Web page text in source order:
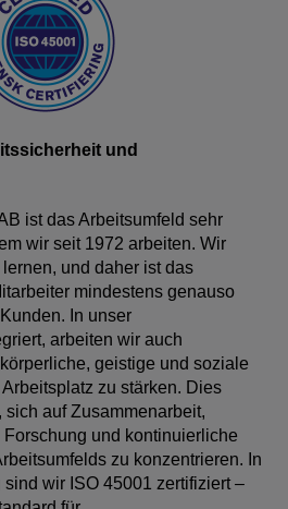
und
ist das Arbeitsumfeld sehr
wir seit 1972 arbeiten. Wir
und daher ist das
mindestens genauso
In unser
arbeiten wir auch
geistige und soziale
zu stärken. Dies
sich auf Zusammenarbeit,
und kontinuierliche
zu konzentrieren. In
wir ISO 45001 zertifiziert –